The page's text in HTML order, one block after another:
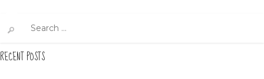
for:
RECENT POSTS